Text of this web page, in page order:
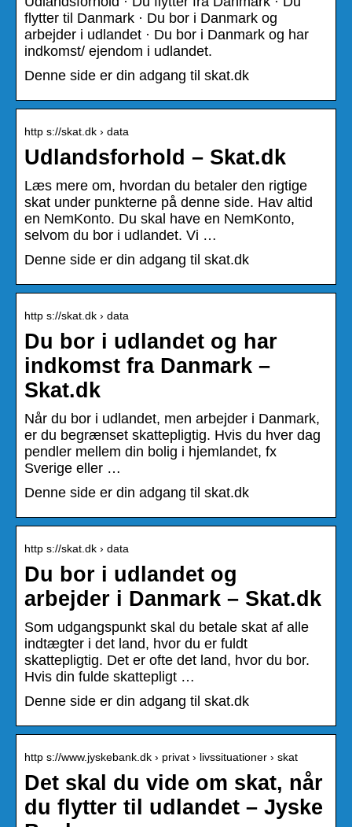
flytter til Danmark · Du bor i Danmark og
arbejder i udlandet · Du bor i Danmark og har
indkomst/ ejendom i udlandet.
Denne side er din adgang til skat.dk
http s://skat.dk › data
Udlandsforhold – Skat.dk
Læs mere om, hvordan du betaler den rigtige
skat under punkterne på denne side. Hav altid
en NemKonto. Du skal have en NemKonto,
selvom du bor i udlandet. Vi …
Denne side er din adgang til skat.dk
http s://skat.dk › data
Du bor i udlandet og har
indkomst fra Danmark –
Skat.dk
Når du bor i udlandet, men arbejder i Danmark,
er du begrænset skattepligtig. Hvis du hver dag
pendler mellem din bolig i hjemlandet, fx
Sverige eller …
Denne side er din adgang til skat.dk
http s://skat.dk › data
Du bor i udlandet og
arbejder i Danmark – Skat.dk
Som udgangspunkt skal du betale skat af alle
indtægter i det land, hvor du er fuldt
skattepligtig. Det er ofte det land, hvor du bor.
Hvis din fulde skattepligt …
Denne side er din adgang til skat.dk
http s://www.jyskebank.dk › privat › livssituationer › skat
Det skal du vide om skat, når
du flytter til udlandet – Jyske